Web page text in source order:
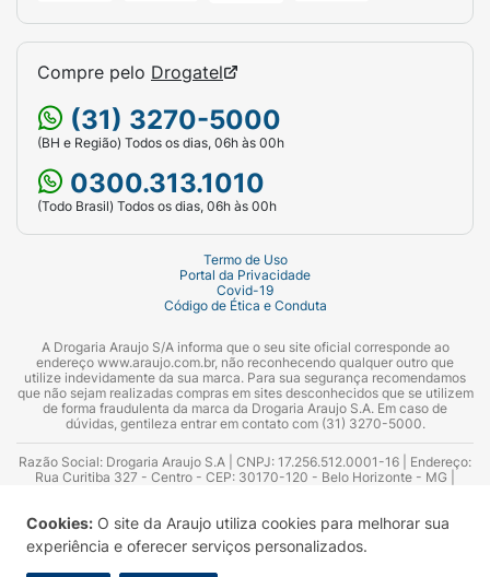
Cookies: O site da Araujo utiliza cookies para melhorar sua
experiência e oferecer serviços personalizados.
Compre pelo Drogatel
(31) 3270-5000
(BH e Região) Todos os dias, 06h às 00h
0300.313.1010
(Todo Brasil) Todos os dias, 06h às 00h
Termo de Uso
Portal da Privacidade
Covid-19
Código de Ética e Conduta
A Drogaria Araujo S/A informa que o seu site oficial corresponde ao
endereço www.araujo.com.br, não reconhecendo qualquer outro que
utilize indevidamente da sua marca. Para sua segurança recomendamos
que não sejam realizadas compras em sites desconhecidos que se utilizem
de forma fraudulenta da marca da Drogaria Araujo S.A. Em caso de
dúvidas, gentileza entrar em contato com (31) 3270-5000.
Razão Social: Drogaria Araujo S.A | CNPJ: 17.256.512.0001-16 | Endereço:
Rua Curitiba 327 - Centro - CEP: 30170-120 - Belo Horizonte - MG |
Azevedo Guimarães – CRF 10.965 | Yasmin Silva Alvarenga – CRF 52.584 -
Consultor substituto: Thiago Aguiar Pinheiro - CRF Nº 13.748. Alvará
Sanitário: 2025020713 | Autorização de Funcionamento da Empresa (AFE):